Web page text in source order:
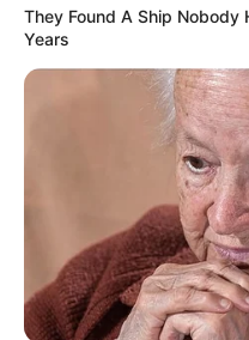
They Found A Ship
Years